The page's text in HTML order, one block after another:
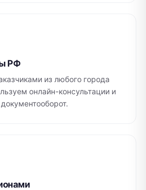
РФ
из любого города
онлайн-консультации и